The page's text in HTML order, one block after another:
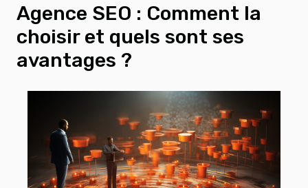
Agence SEO : Comment la
choisir et quels sont ses
avantages ?